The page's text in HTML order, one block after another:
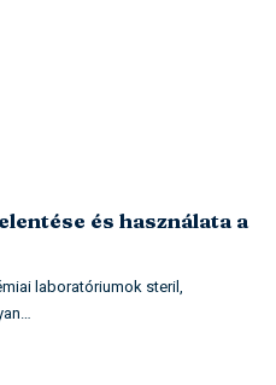
és használata a
laboratóriumok steril,